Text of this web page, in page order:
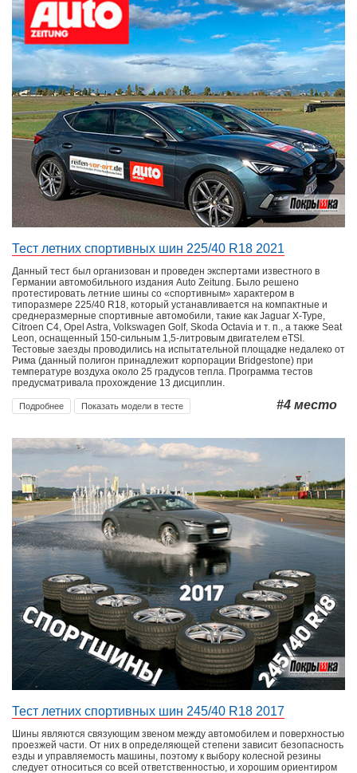
Тест летних спортивных шин 225/40 R18 2021
Данный тест был организован и проведен экспертами известного в
Германии автомобильного издания Auto Zeitung. Было решено
протестировать летние шины со «спортивным» характером в
типоразмере 225/40 R18, который устанавливается на компактные и
среднеразмерные спортивные автомобили, такие как Jaguar X-Type,
Citroen C4, Opel Astra, Volkswagen Golf, Skoda Octavia и т. п., а также Seat
Leon, оснащенный 150-сильным 1,5-литровым двигателем eTSI.
Тестовые заезды проводились на испытательной площадке недалеко от
Рима (данный полигон принадлежит корпорации Bridgestone) при
температуре воздуха около 25 градусов тепла. Программа тестов
предусматривала прохождение 13 дисциплин.
Подробнее Показать модели в тесте #4 место
Тест летних спортивных шин 245/40 R18 2017
Шины являются связующим звеном между автомобилем и поверхностью
проезжей части. От них в определяющей степени зависит безопасность
езды и управляемость машины, поэтому к выбору колесной резины
следует относиться со всей ответственностью, и хорошим ориентиром